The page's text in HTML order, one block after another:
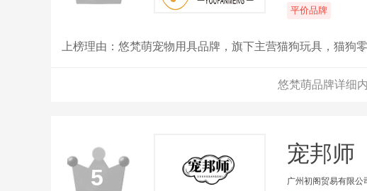
平价品牌
上榜理由：悠梵萌宠物用具品牌，旗下主营猫狗玩具，猫狗零
悠梵萌品牌详细
5
宠邦师
广州初阁贸易有限公